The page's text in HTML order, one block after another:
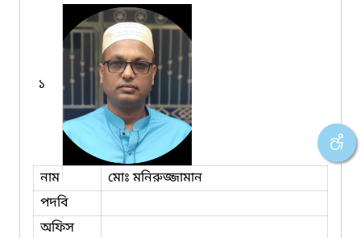
১
নাম
মোঃ মনিরুজ্জামান
পদবি
অফিস